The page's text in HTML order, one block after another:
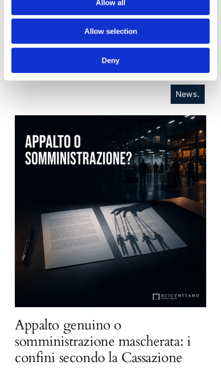
Allow all
Allow selection
Deny
21 Luglio 2026
Diritto del Lavoro, Michela Colitta, Sentenze Cassazione
News.
Appalto genuino o
somministrazione mascherata: i
confini secondo la Cassazione